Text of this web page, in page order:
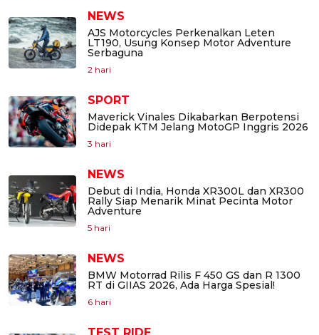
NEWS
AJS Motorcycles Perkenalkan Leten
LT190, Usung Konsep Motor Adventure
Serbaguna
2 hari
SPORT
Maverick Vinales Dikabarkan Berpotensi
Didepak KTM Jelang MotoGP Inggris 2026
3 hari
NEWS
Debut di India, Honda XR300L dan XR300
Rally Siap Menarik Minat Pecinta Motor
Adventure
5 hari
NEWS
BMW Motorrad Rilis F 450 GS dan R 1300
RT di GIIAS 2026, Ada Harga Spesial!
6 hari
TEST RIDE